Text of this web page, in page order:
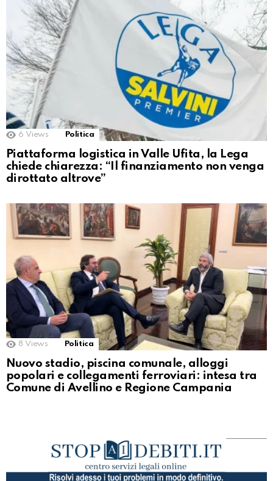
6 Views Politica
Piattaforma logistica in Valle Ufita, la Lega
chiede chiarezza: “Il finanziamento non venga
dirottato altrove”
8 Views Politica
Nuovo stadio, piscina comunale, alloggi
popolari e collegamenti ferroviari: intesa tra
Comune di Avellino e Regione Campania